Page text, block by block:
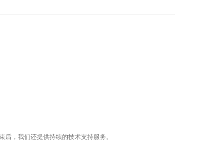
，我们还提供持续的技术支持服务。